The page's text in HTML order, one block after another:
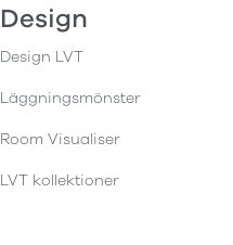
Design
Design LVT
Läggningsmönster
Room Visualiser
LVT kollektioner